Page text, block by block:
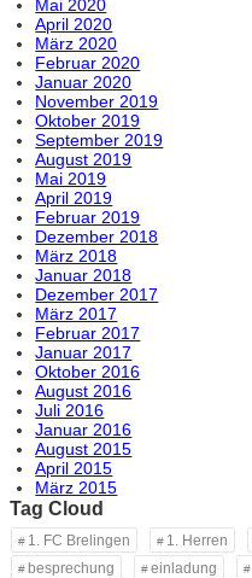
Mai 2020
April 2020
März 2020
Februar 2020
Januar 2020
November 2019
Oktober 2019
September 2019
August 2019
Mai 2019
April 2019
Februar 2019
Dezember 2018
März 2018
Januar 2018
Dezember 2017
März 2017
Februar 2017
Januar 2017
Oktober 2016
August 2016
Juli 2016
Januar 2016
August 2015
April 2015
März 2015
Tag Cloud
1. FC Brelingen 1. Herren
besprechung
einladung